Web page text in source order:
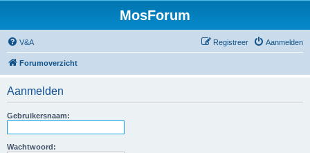
MosForum
V&A Aanmelden
Registreer
Forumoverzicht
Aanmelden
Gebruikersnaam:
Wachtwoord: